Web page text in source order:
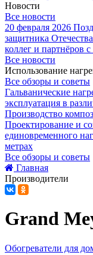
Новости
Все новости
20 февраля 2026
защитника
коллег и партнёров
Все новости
Использование
Все обзоры и советы
Гальванические
эксплуатация в
Производство
Проектирование и
единовременного
метрах
Все обзоры и советы
Главная
Производители
Grand
Обогреватели для